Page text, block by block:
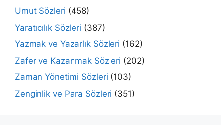
Umut Sözleri (458)
Yaratıcılık Sözleri (387)
Yazmak ve Yazarlık Sözleri (162)
Zafer ve Kazanmak Sözleri (202)
Zaman Yönetimi Sözleri (103)
Zenginlik ve Para Sözleri (351)